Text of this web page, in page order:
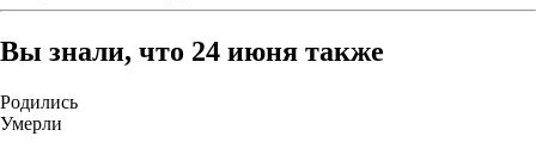
Вы знали, что 24 июня также
Родились
Умерли